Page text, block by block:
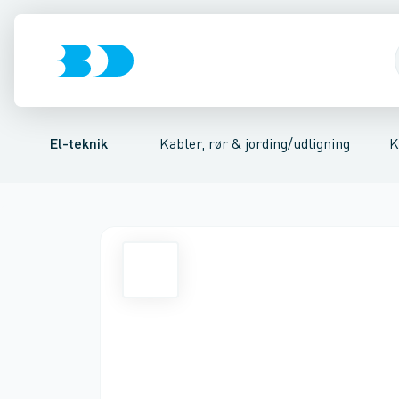
El-teknik Kabler, rør & jording/udligning
Afbrydere, stikkontakter & lampeudtag
Kabler/ledninger Installationsrør/kabelbeskyttelsesrør
Kobber kabler Aluminiums kablerKabel til fast